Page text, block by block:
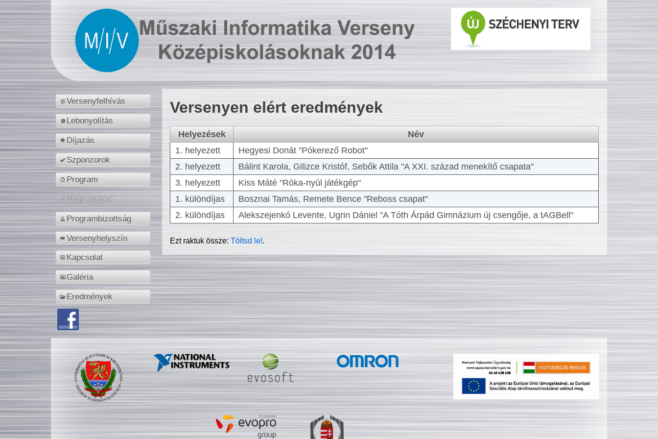
Versenyfelhívás
Lebonyolítás
Díjazás
Szponzorok
Program
Regisztráció
Programbizottság
Versenyhelyszín
Kapcsolat
Galéria
Eredmények
Versenyen elért eredmények
Helyezések
Név
1. helyezett
Hegyesi Donát "Pókerező Robot"
2. helyezett
Bálint Karola, Gilizce Kristóf, Sebők Attila "A XXI. század menekítő csapata"
3. helyezett
Kiss Máté "Róka-nyúl játékgép"
1. különdíjas
Bosznai Tamás, Remete Bence "Reboss csapat"
2. különdíjas
Alekszejenkó Levente, Ugrin Dániel "A Tóth Árpád Gimnázium új csengője, a tAGBell"
Ezt raktuk össze:Töltsd le!.